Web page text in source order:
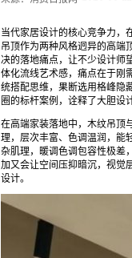
当代家居设计的核心竞争力，
吊顶作为两种风格迥异的高端
决的落地痛点，让不少设计师
体化流线艺术感，痛点在于刚
统搭配思维，果断选用格峰隐
圈的标杆案例，诠释了大胆设
在高端家装落地中，木纹吊顶
理，层次丰富、色调温润，能
杂肌理，暖调色调包容性极差
加又会让空间压抑暗沉，视觉
设计。